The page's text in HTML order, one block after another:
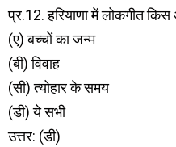
प्र.12. हरियाणा में लोकगीत
(ए) बच्चों का जन्म
(बी) विवाह
(सी) त्योहार के समय
(डी) ये सभी
उत्तर: (डी)